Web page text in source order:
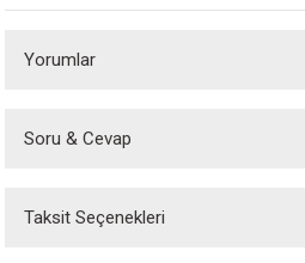
Yorumlar
Soru & Cevap
Ürün hakkında henüz
Taksit Seçenekleri